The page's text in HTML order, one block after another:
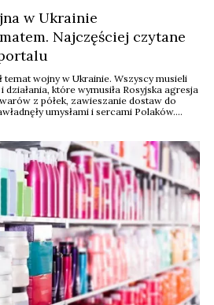
w Ukrainie
Najczęściej czytane
temat wojny w Ukrainie. Wszyscy musieli
które wymusiła Rosyjska agresja
z półek, zawieszanie dostaw do
umysłami i sercami Polaków.
...